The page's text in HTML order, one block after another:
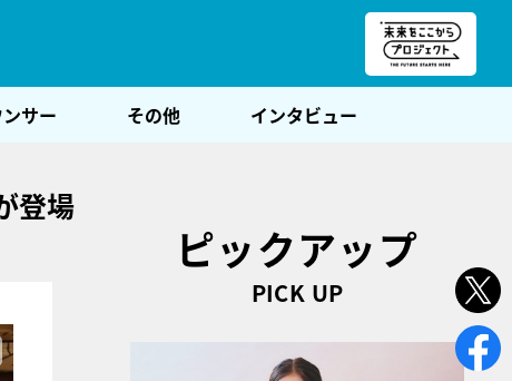
サー その他 インタビュー
登場
ピックアップ
PICK UP